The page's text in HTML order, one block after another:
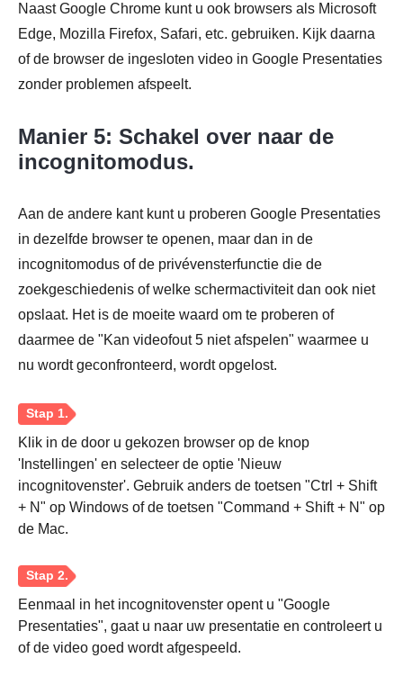
Naast Google Chrome kunt u ook browsers als Microsoft
Edge, Mozilla Firefox, Safari, etc. gebruiken. Kijk daarna
of de browser de ingesloten video in Google Presentaties
zonder problemen afspeelt.
Manier 5: Schakel over naar de
incognitomodus.
Aan de andere kant kunt u proberen Google Presentaties
in dezelfde browser te openen, maar dan in de
incognitomodus of de privévensterfunctie die de
zoekgeschiedenis of welke schermactiviteit dan ook niet
opslaat. Het is de moeite waard om te proberen of
daarmee de "Kan videofout 5 niet afspelen" waarmee u
nu wordt geconfronteerd, wordt opgelost.
Klik in de door u gekozen browser op de knop
'Instellingen' en selecteer de optie 'Nieuw
incognitovenster'. Gebruik anders de toetsen "Ctrl + Shift
+ N" op Windows of de toetsen "Command + Shift + N" op
de Mac.
Eenmaal in het incognitovenster opent u "Google
Presentaties", gaat u naar uw presentatie en controleert u
of de video goed wordt afgespeeld.